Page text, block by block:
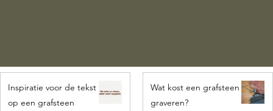
Inspiratie voor de tekst
op een grafsteen
Wat kost een grafsteen
graveren?